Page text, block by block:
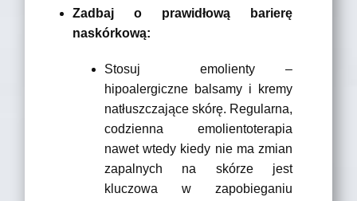
Zadbaj o prawidłową barierę
naskórkową:
Stosuj emolienty –
hipoalergiczne balsamy i kremy
natłuszczające skórę. Regularna,
codzienna emolientoterapia
nawet wtedy kiedy nie ma zmian
zapalnych na skórze jest
kluczowa w zapobieganiu